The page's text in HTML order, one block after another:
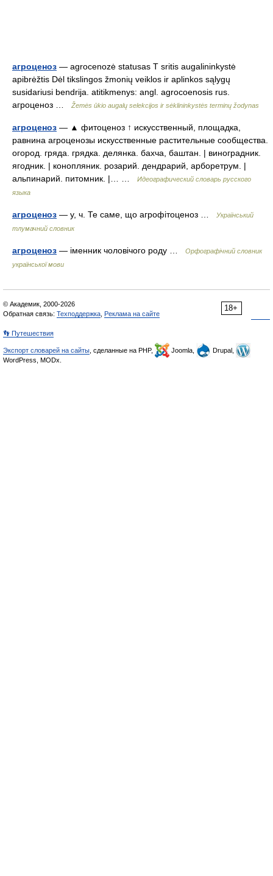
агроценоз — agrocenozė statusas T sritis augalininkystė
apibrėžtis Dėl tikslingos žmonių veiklos ir aplinkos sąlygų
susidariusi bendrija. atitikmenys: angl. agrocoenosis rus.
агроценоз …
Žemės ūkio augalų selekcijos ir sėklininkystės terminų žodynas
агроценоз — ▲ фитоценоз ↑ искусственный, площадка,
равнина агроценозы искусственные растительные сообщества.
огород. гряда. грядка. делянка. бахча, баштан. | виноградник.
ягодник. | конопляник. розарий. дендрарий, арборетрум. |
альпинарий. питомник. |… …
Идеографический словарь русского
языка
агроценоз — у, ч. Те саме, що агрофітоценоз …
Український
тлумачний словник
агроценоз — іменник чоловічого роду …
Орфографічний словник
української мови
18+
© Академик, 2000-2026
Обратная связь: Техподдержка Реклама на сайте
👣 Путешествия
Экспорт словарей на сайты , сделанные на PHP, Joomla,
Drupal,
WordPress, MODx.